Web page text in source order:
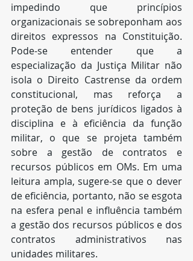
impedindo que princípios
organizacionais se sobreponham aos
direitos expressos na Constituição.
Pode-se entender que a
especialização da Justiça Militar não
isola o Direito Castrense da ordem
constitucional, mas reforça a
proteção de bens jurídicos ligados à
disciplina e à eficiência da função
militar, o que se projeta também
sobre a gestão de contratos e
recursos públicos em OMs. Em uma
leitura ampla, sugere-se que o dever
de eficiência, portanto, não se esgota
na esfera penal e influência também
a gestão dos recursos públicos e dos
contratos administrativos nas
unidades militares.